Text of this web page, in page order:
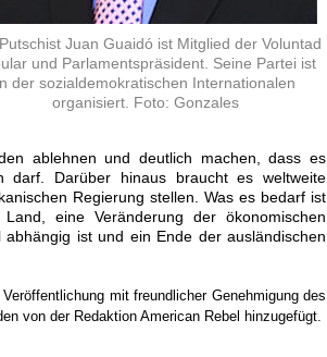
Juan Guaidó ist Mitglied der Voluntad
und Parlamentspräsident. Seine Partei ist
der sozialdemokratischen Internationalen
organisiert. Foto: Gonzales
ablehnen und deutlich machen, dass es
darf. Darüber hinaus braucht es weltweite
Regierung stellen. Was es bedarf ist
eine Veränderung der ökonomischen
ist und ein Ende der ausländischen
mit freundlicher Genehmigung des
von der Redaktion American Rebel hinzugefügt.